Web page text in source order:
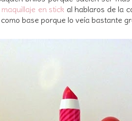
maquillaje en stick al hablaros de la
base porque lo veía bastante